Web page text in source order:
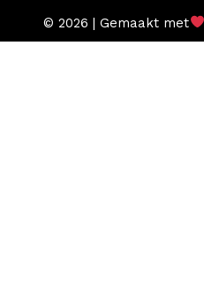
© 2026 | Gemaakt met